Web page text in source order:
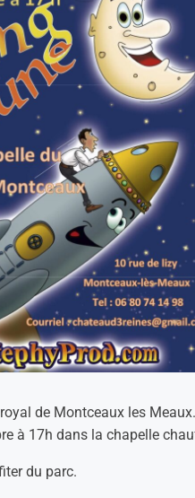
de Montceaux les
à 17h dans la chapelle
du parc.